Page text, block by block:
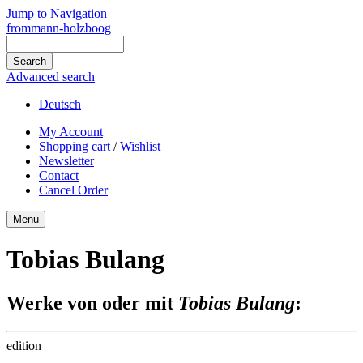
Jump to Navigation
frommann-holzboog
Advanced search
Deutsch
My Account
Shopping cart /Wishlist
Newsletter
Contact
Cancel Order
Menu
Tobias Bulang
Werke von oder mit Tobias Bulang:
edition